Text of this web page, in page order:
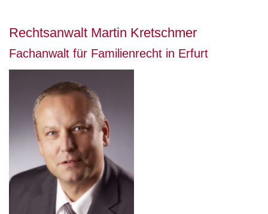
Rechtsanwalt Martin Kretschmer
Fachanwalt für Familienrecht in Erfurt